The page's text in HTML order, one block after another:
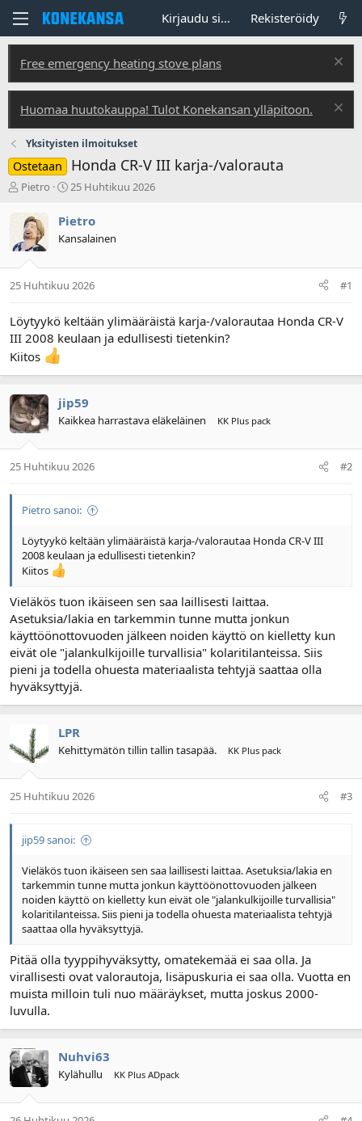
Kirjaudu sisään Rekisteröidy
Free emergency heating stove plans
Huomaa huutokauppa! Tulot Konekansan ylläpitoon.
Yksityisten ilmoitukset
Ostetaan Honda CR-V III karja-/valorauta
V
e
s
t
e
j
u
n
a
l
i
t
t
Pietro
A
i
t
s
p
i
ä
ä
r
ä
25 Huhtikuu 2026
Pietro
Kansalainen
25 Huhtikuu 2026 #1
Löytyykö keltään ylimääräistä karja-/valorautaa Honda CR-V
III 2008 keulaan ja edullisesti tietenkin?
Kiitos
jip59
Kaikkea harrastava eläkeläinen KK Plus pack
25 Huhtikuu 2026 #2
Pietro sanoi:
Löytyykö keltään ylimääräistä karja-/valorautaa Honda CR-V III
2008 keulaan ja edullisesti tietenkin?
Kiitos
Vieläkös tuon ikäiseen sen saa laillisesti laittaa.
Asetuksia/lakia en tarkemmin tunne mutta jonkun
käyttöönottovuoden jälkeen noiden käyttö on kielletty kun
eivät ole "jalankulkijoille turvallisia" kolaritilanteissa. Siis
pieni ja todella ohuesta materiaalista tehtyjä saattaa olla
hyväksyttyjä.
LPR
Kehittymätön tillin tallin tasapää. KK Plus pack
25 Huhtikuu 2026 #3
jip59 sanoi:
Vieläkös tuon ikäiseen sen saa laillisesti laittaa. Asetuksia/lakia en
tarkemmin tunne mutta jonkun käyttöönottovuoden jälkeen
noiden käyttö on kielletty kun eivät ole "jalankulkijoille turvallisia"
kolaritilanteissa. Siis pieni ja todella ohuesta materiaalista tehtyjä
saattaa olla hyväksyttyjä.
Pitää olla tyyppihyväksytty, omatekemää ei saa olla. Ja
virallisesti ovat valorautoja, lisäpuskuria ei saa olla. Vuotta en
muista milloin tuli nuo määräykset, mutta joskus 2000-
luvulla.
Nuhvi63
Kylähullu KK Plus ADpack